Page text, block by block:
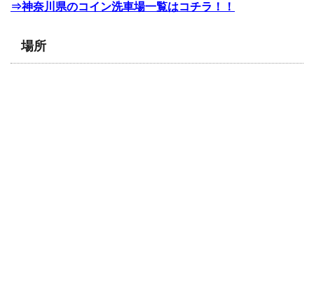
⇒神奈川県のコイン洗車場一覧はコチラ！！
場所